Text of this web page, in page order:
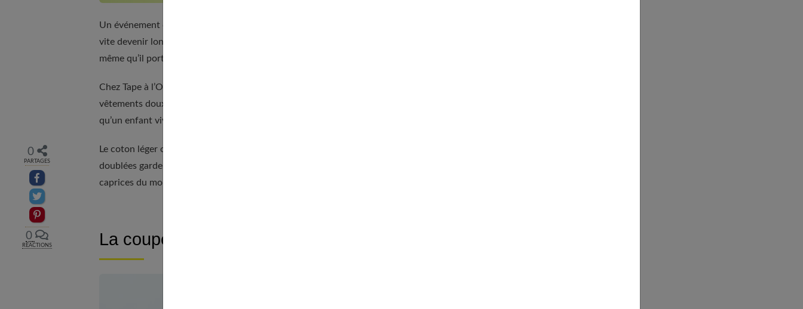
0
PARTAGES
Partager sur facebook
Partager sur Twitter
Epingler sur Pinterest
0
RÉACTIONS
Un événement comme un baptême ou un mariage, c’est joli sur les photos. Mais pour un bébé, ça peut
vite devenir long. Très long. Alors si la tenue gratte, serre ou gêne, bon courage. L’idée, c’est qu’il oublie
même qu’il porte des habits spéciaux.
Chez Tape à l’Oeil, la collection de
vêtements doux, souples, pas tape-à-l’œil, mais soignés. Rien ne pique, rien ne serre, tout est pensé pour
qu’un enfant vive sa journée sans mauvaise surprise.
Le coton léger ou le lin permettent à la peau de respirer. L’été, c’est appréciable. L’hiver, certaines pièces
doublées gardent au chaud sans trop en faire. Les matières suivent la saison, les mouvements, et les
caprices du moment. Et ça, franchement, ça fait toute la différence.
La coupe doit suivre le bébé, pas l’inverse